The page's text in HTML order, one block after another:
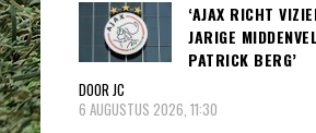
‘AJAX RICHT
JARIGE
PATRICK BERG’
DOOR JC
6 AUGUSTUS 2026, 11:30